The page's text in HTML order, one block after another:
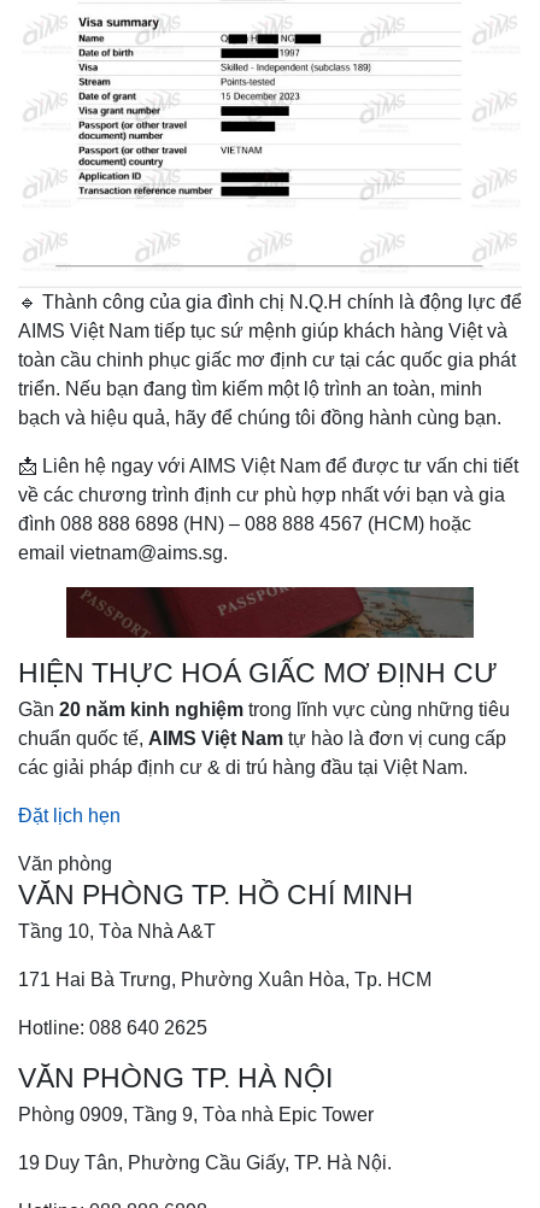
🔹 Thành công của gia đình chị N.Q.H chính là động lực để
AIMS Việt Nam tiếp tục sứ mệnh giúp khách hàng Việt và
toàn cầu chinh phục giấc mơ định cư tại các quốc gia phát
triển. Nếu bạn đang tìm kiếm một lộ trình an toàn, minh
bạch và hiệu quả, hãy để chúng tôi đồng hành cùng bạn.
📩 Liên hệ ngay với AIMS Việt Nam để được tư vấn chi tiết
về các chương trình định cư phù hợp nhất với bạn và gia
đình 088 888 6898 (HN) – 088 888 4567 (HCM) hoặc
email vietnam@aims.sg.
HIỆN THỰC HOÁ GIẤC MƠ ĐỊNH CƯ
Gần 20 năm kinh nghiệm trong lĩnh vực cùng những tiêu
chuẩn quốc tế, AIMS Việt Nam tự hào là đơn vị cung cấp
các giải pháp định cư & di trú hàng đầu tại Việt Nam.
Đặt lịch hẹn
Văn phòng
VĂN PHÒNG TP. HỒ CHÍ MINH
Tầng 10, Tòa Nhà A&T
171 Hai Bà Trưng, Phường Xuân Hòa, Tp. HCM
Hotline: 088 640 2625
VĂN PHÒNG TP. HÀ NỘI
Phòng 0909, Tầng 9, Tòa nhà Epic Tower
19 Duy Tân, Phường Cầu Giấy, TP. Hà Nội.